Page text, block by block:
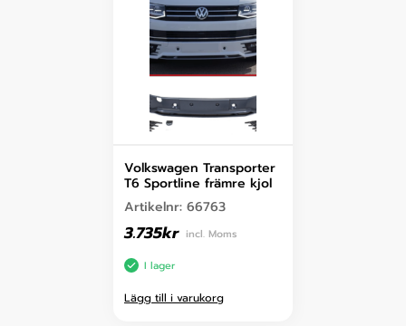
Volkswagen Transporter
T6 Sportline främre kjol
Artikelnr: 66763
3.735kr incl. Moms
I lager
Lägg till i varukorg